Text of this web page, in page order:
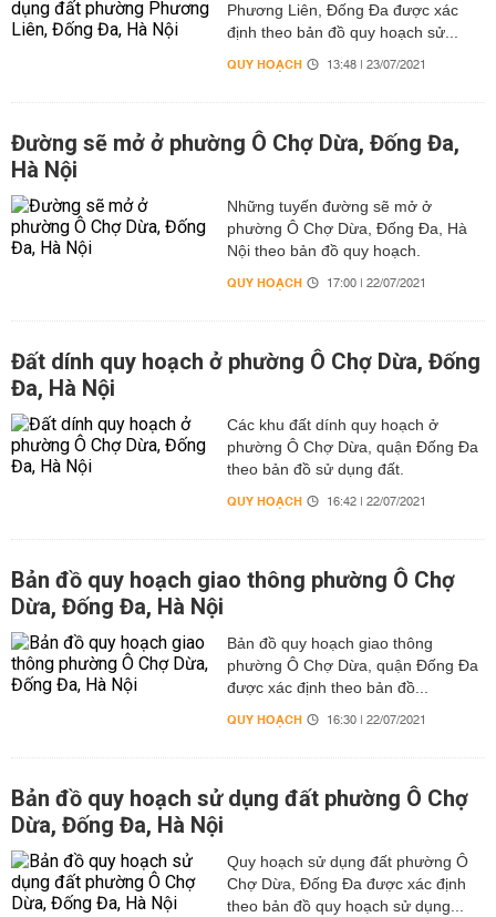
Phương Liên, Đống Đa được xác
định theo bản đồ quy hoạch sử...
QUY HOẠCH 13:48 | 23/07/2021
Đường sẽ mở ở phường Ô Chợ Dừa, Đống Đa,
Hà Nội
Những tuyến đường sẽ mở ở
phường Ô Chợ Dừa, Đống Đa, Hà
Nội theo bản đồ quy hoạch.
QUY HOẠCH 17:00 | 22/07/2021
Đất dính quy hoạch ở phường Ô Chợ Dừa, Đống
Đa, Hà Nội
Các khu đất dính quy hoạch ở
phường Ô Chợ Dừa, quận Đống Đa
theo bản đồ sử dụng đất.
QUY HOẠCH 16:42 | 22/07/2021
Bản đồ quy hoạch giao thông phường Ô Chợ
Dừa, Đống Đa, Hà Nội
Bản đồ quy hoạch giao thông
phường Ô Chợ Dừa, quận Đống Đa
được xác định theo bản đồ...
QUY HOẠCH 16:30 | 22/07/2021
Bản đồ quy hoạch sử dụng đất phường Ô Chợ
Dừa, Đống Đa, Hà Nội
Quy hoạch sử dụng đất phường Ô
Chợ Dừa, Đống Đa được xác định
theo bản đồ quy hoạch sử dụng...